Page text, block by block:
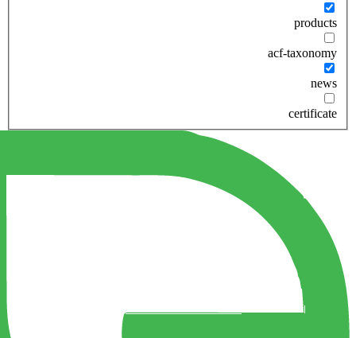
products
acf-taxonomy
news
certificate